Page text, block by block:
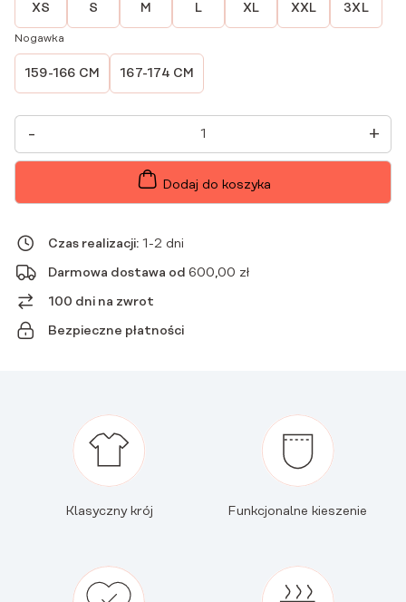
XS S M L XL XXL 3XL
Nogawka
159-166 CM 167-174 CM
-
ILOŚĆ
SPODNIE
MEDYCZNE
DAMSKIE
+
Dodaj do koszyka
Czas realizacji: 1-2 dni
Darmowa dostawa od 600,00 zł
100 dni na zwrot
Bezpieczne płatności
Klasyczny krój Funkcjonalne kieszenie